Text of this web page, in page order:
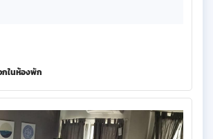
กในห้องพัก